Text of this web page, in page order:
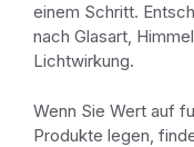
einem Schritt.
nach Glasart,
Lichtwirkung.
Wenn Sie Wert auf
Produkte legen,